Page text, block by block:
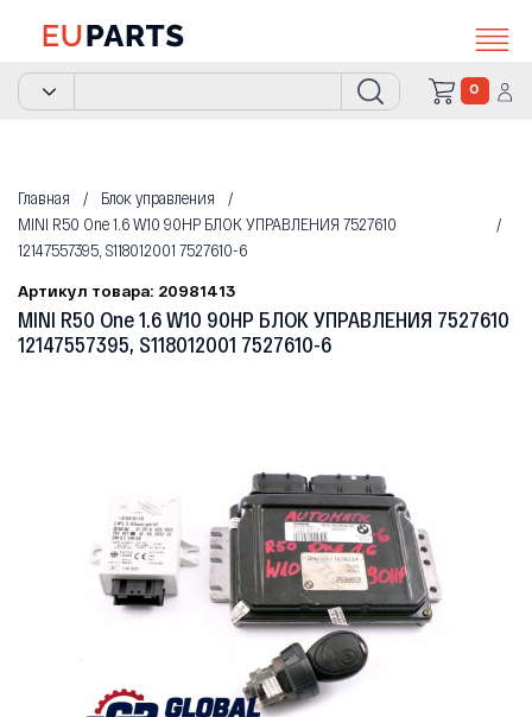
0
Главная
Блок управления
MINI R50 One 1.6 W10 90HP БЛОК УПРАВЛЕНИЯ 7527610
12147557395, S118012001 7527610-6
Артикул товара: 20981413
MINI R50 One 1.6 W10 90HP БЛОК УПРАВЛЕНИЯ 7527610
12147557395, S118012001 7527610-6